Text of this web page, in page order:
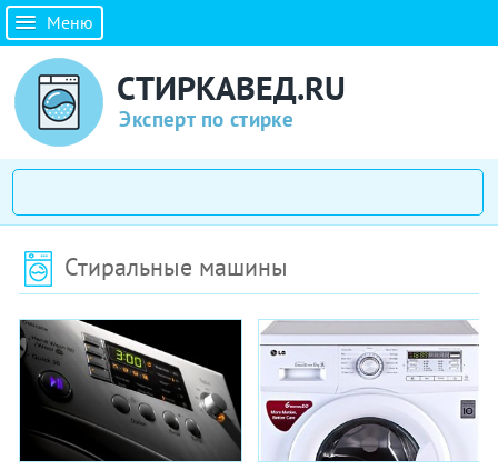
Меню
СТИРКАВЕД.RU
Эксперт по стирке
Стиральные машины